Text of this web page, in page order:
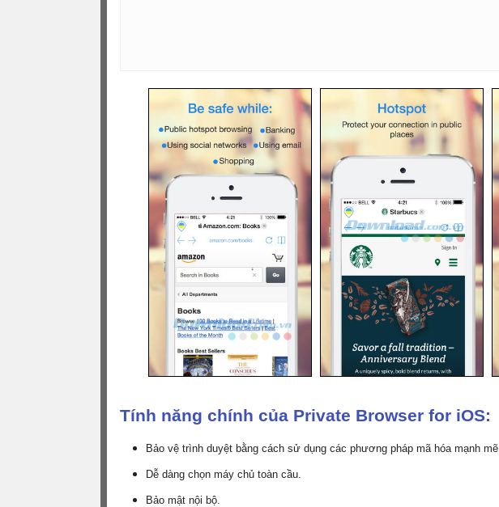
Tính năng chính của Private Browser for iOS:
Bảo vệ trình duyệt bằng cách sử dụng các phương pháp mã hóa mạnh mẽ.
Dễ dàng chọn máy chủ toàn cầu.
Bảo mật nội bộ.